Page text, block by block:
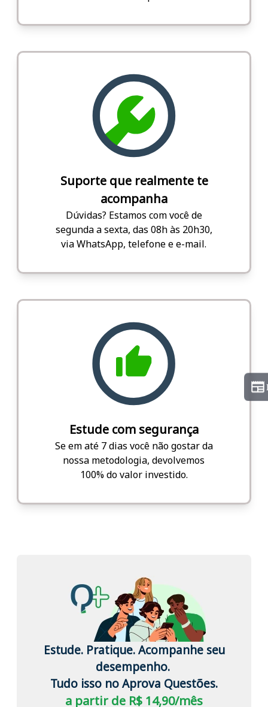
Suporte que realmente te
acompanha
Dúvidas? Estamos com você de
segunda a sexta, das 08h às 20h30,
via WhatsApp, telefone e e-mail.
Estude com segurança
Se em até 7 dias você não gostar da
nossa metodologia, devolvemos
100% do valor investido.
Estude. Pratique. Acompanhe seu
desempenho.
Tudo isso no Aprova Questões.
a partir de R$ 14,90/mês